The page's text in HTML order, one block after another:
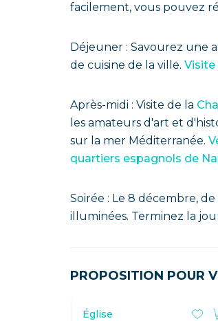
facilement, vous pouvez
Déjeuner : Savourez une
de cuisine de la ville.
Après-midi : Visite de la
les amateurs d'art et
sur la mer Méditerranée.
quartiers espagnols de
Soirée : Le 8 décembre,
illuminées. Terminez la
PROPOSITION POUR
Église